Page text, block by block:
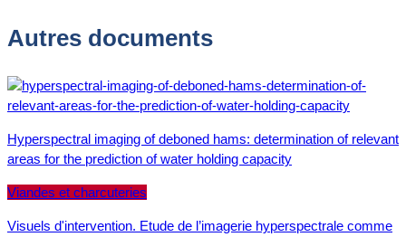
Autres documents
Hyperspectral imaging of deboned hams: determination of relevant
areas for the prediction of water holding capacity
Viandes et charcuteries
Visuels d'intervention. Etude de l’imagerie hyperspectrale comme